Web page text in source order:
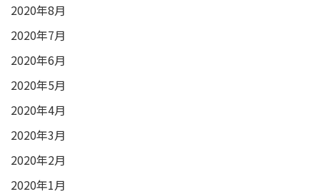
2020年8月
2020年7月
2020年6月
2020年5月
2020年4月
2020年3月
2020年2月
2020年1月